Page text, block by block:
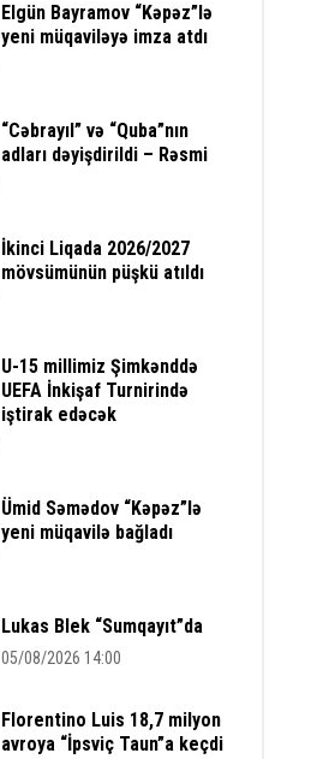
Elgün Bayramov “Kəpəz”lə
yeni müqaviləyə imza atdı
“Cəbrayıl” və “Quba”nın
adları dəyişdirildi – Rəsmi
İkinci Liqada 2026/2027
mövsümünün püşkü atıldı
U-15 millimiz Şimkənddə
UEFA İnkişaf Turnirində
iştirak edəcək
Ümid Səmədov “Kəpəz”lə
yeni müqavilə bağladı
Lukas Blek “Sumqayıt”da
05/08/2026 14:00
Florentino Luis 18,7 milyon
avroya “İpsviç Taun”a keçdi